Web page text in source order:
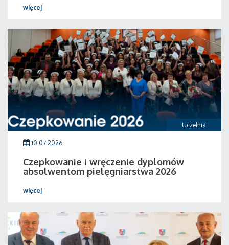
więcej
Uczelnia
10.07.2026
Czepkowanie i wręczenie dyplomów
absolwentom pielęgniarstwa 2026
więcej